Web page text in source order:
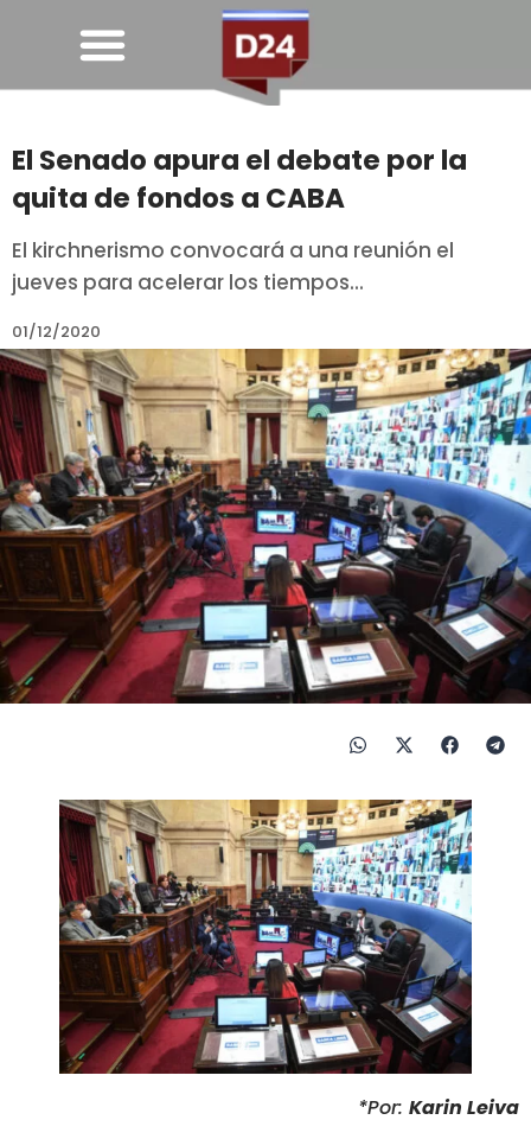
El Senado apura el debate por la
quita de fondos a CABA
El kirchnerismo convocará a una reunión el
jueves para acelerar los tiempos...
01/12/2020
*Por: Karin Leiva